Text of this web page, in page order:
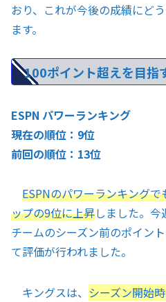
おり、これが今後の成績にど
ます。
100ポイント超えを目指
ESPN パワーランキング
現在の順位：9位
前回の順位：13位
ESPNのパワーランキング
ップの9位に上昇しました。
チームのシーズン前のポイン
て評価が行われました。
キングスは、 シーズン開始